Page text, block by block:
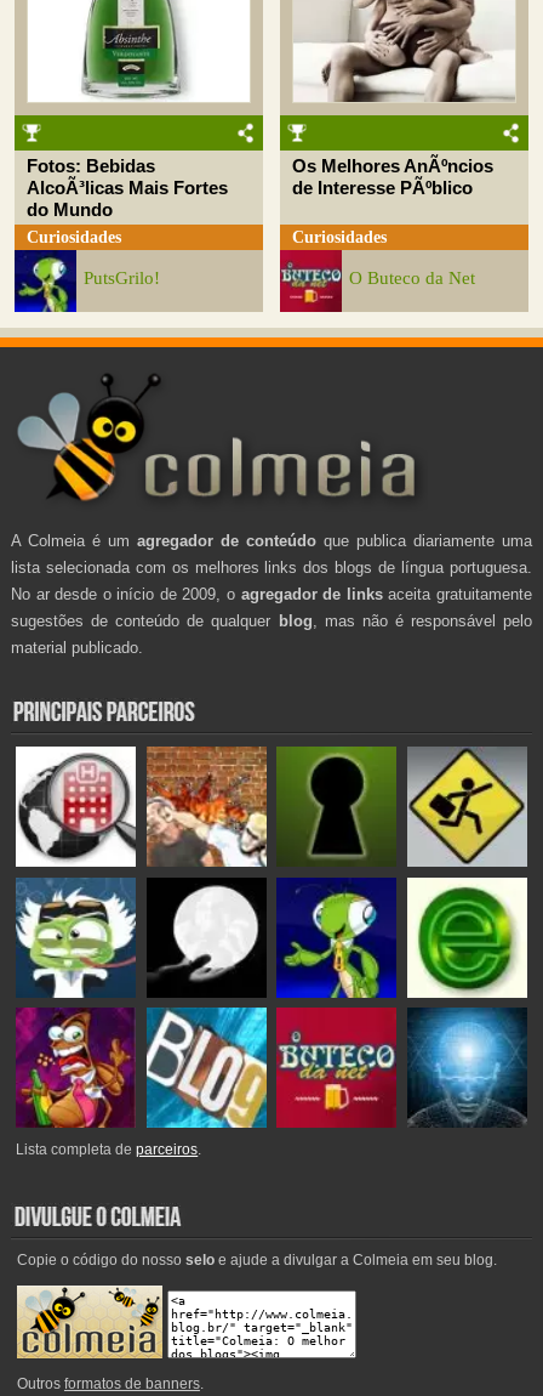
Fotos: Bebidas
AlcoÃ³licas Mais Fortes
do Mundo
Curiosidades
PutsGrilo!
Os Melhores AnÃºncios
de Interesse PÃºblico
Curiosidades
O Buteco da Net
A Colmeia é um agregador de conteúdo que publica diariamente uma
lista selecionada com os melhores links dos blogs de língua portuguesa.
No ar desde o início de 2009, o agregador de linksaceita gratuitamente
sugestões de conteúdo de qualquer blog , mas não é responsável pelo
material publicado.
Lista completa deparceiros.
Copie o código do nosso seloe ajude a divulgar a Colmeia em seu blog.
Outros formatos de banners.